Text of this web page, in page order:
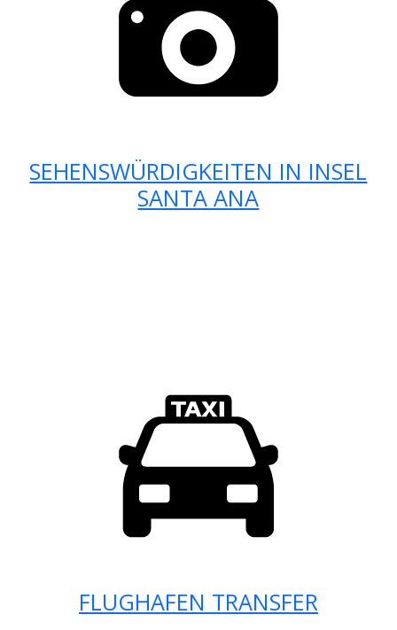
SEHENSWÜRDIGKEITEN IN INSEL
SANTA ANA
FLUGHAFEN TRANSFER